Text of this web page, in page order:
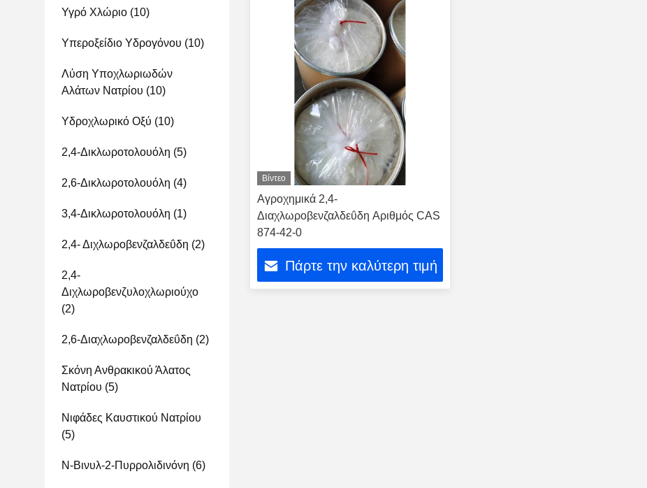
Υγρό Χλώριο (10)
Υπεροξείδιο Υδρογόνου (10)
Λύση Υποχλωριωδών
Αλάτων Νατρίου (10)
Υδροχλωρικό Οξύ (10)
2,4-Δικλωροτολουόλη (5)
2,6-Δικλωροτολουόλη (4)
3,4-Δικλωροτολουόλη (1)
2,4- Διχλωροβενζαλδεΰδη (2)
2,4-
Διχλωροβενζυλοχλωριούχο
(2)
2,6-Διαχλωροβενζαλδεΰδη (2)
Σκόνη Ανθρακικού Άλατος
Νατρίου (5)
Νιφάδες Καυστικού Νατρίου
(5)
Ν-Βινυλ-2-Πυρρολιδινόνη (6)
Βίντεο
Αγροχημικά 2,4-
Διαχλωροβενζαλδεΰδη Αριθμός CAS
874-42-0
Πάρτε την καλύτερη τιμή